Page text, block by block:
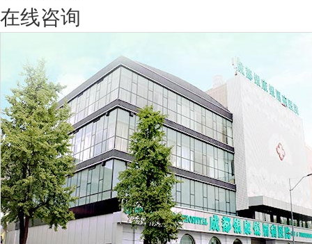
在线咨询